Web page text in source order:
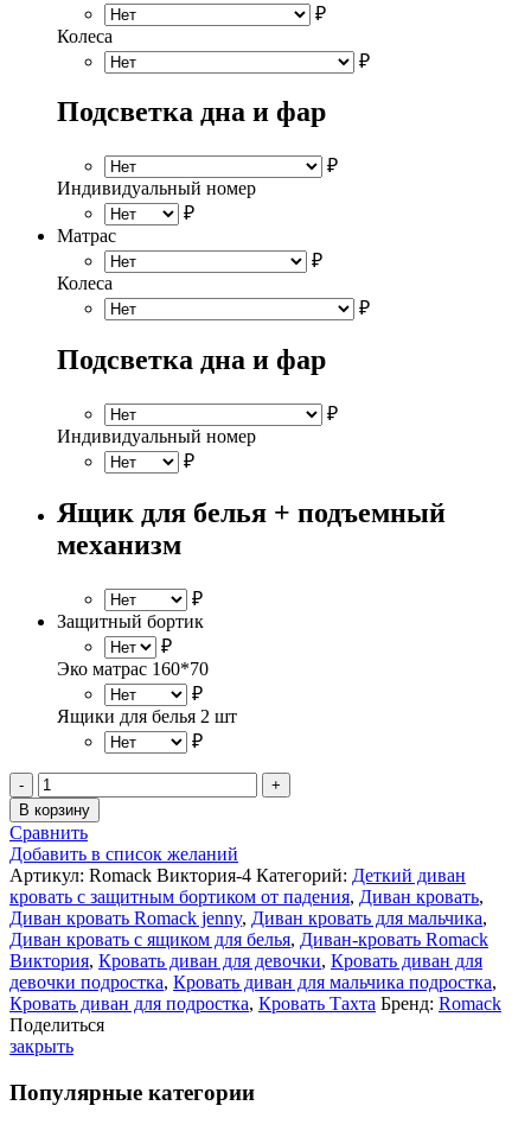
₽
Колеса
₽
Подсветка дна и фар
₽
Индивидуальный номер
₽
Матрас
₽
Колеса
₽
Подсветка дна и фар
₽
Индивидуальный номер
₽
Ящик для белья + подъемный
механизм
₽
Защитный бортик
₽
Эко матрас 160*70
₽
Ящики для белья 2 шт
₽
Количество
товара
Диван-
кровать
Romack
Виктория
В корзину
Сравнить
Добавить в список желаний
Артикул: Romack Виктория-4 Категорий: Деткий диван
кровать с защитным бортиком от падения, Диван кровать,
Диван кровать Romack jenny, Диван кровать для мальчика,
Диван кровать с ящиком для белья, Диван-кровать Romack
Виктория, Кровать диван для девочки, Кровать диван для
девочки подростка, Кровать диван для мальчика подростка,
Кровать диван для подростка, Кровать Тахта Бренд: Romack
Поделиться
закрыть
Популярные категории